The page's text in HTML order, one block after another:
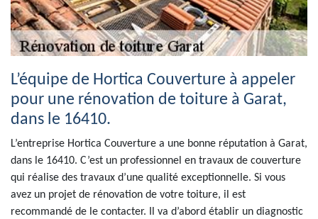
L’équipe de Hortica Couverture à appeler
pour une rénovation de toiture à Garat,
dans le 16410.
L’entreprise Hortica Couverture a une bonne réputation à Garat,
dans le 16410. C’est un professionnel en travaux de couverture
qui réalise des travaux d’une qualité exceptionnelle. Si vous
avez un projet de rénovation de votre toiture, il est
recommandé de le contacter. Il va d’abord établir un diagnostic